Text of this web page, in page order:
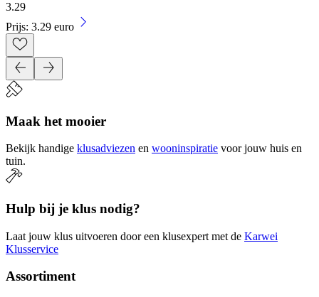
3.29
Prijs: 3.29 euro
Maak het mooier
Bekijk handige klusadviezen en wooninspiratie voor jouw huis en
tuin.
Hulp bij je klus nodig?
Laat jouw klus uitvoeren door een klusexpert met de Karwei
Klusservice
Assortiment